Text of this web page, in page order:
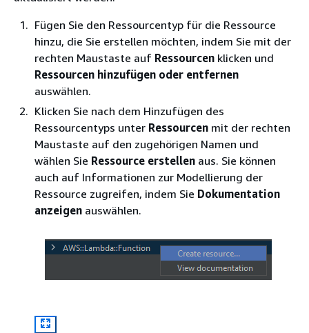
Fügen Sie den Ressourcentyp für die Ressource
hinzu, die Sie erstellen möchten, indem Sie mit der
rechten Maustaste auf Ressourcen klicken und
Ressourcen hinzufügen oder entfernen
auswählen.
Klicken Sie nach dem Hinzufügen des
Ressourcentyps unter Ressourcen mit der rechten
Maustaste auf den zugehörigen Namen und
wählen Sie Ressource erstellen aus. Sie können
auch auf Informationen zur Modellierung der
Ressource zugreifen, indem Sie Dokumentation
anzeigen auswählen.